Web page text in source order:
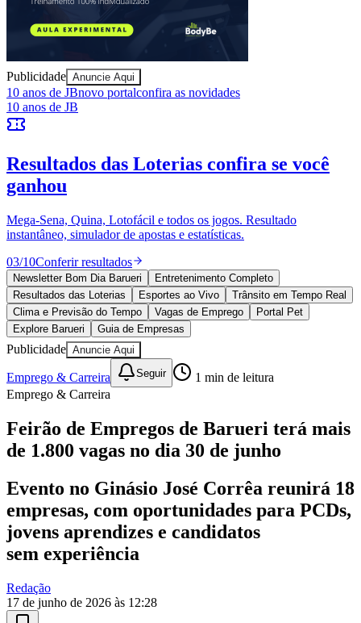
Publicidade Anuncie Aqui
10 anos de JB novo portal
confira as novidades
10 anos de JB
Esportes ao Vivo placares e tabelas
atualizadas
real, classificação e notícias esportivas.
04/10Acompanhar jogos